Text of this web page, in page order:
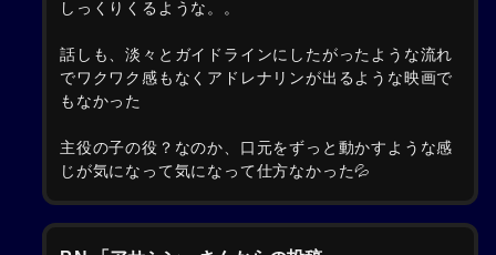
しっくりくるような。。
話しも、淡々とガイドラインにしたがったような流れ
でワクワク感もなくアドレナリンが出るような映画で
もなかった
主役の子の役？なのか、口元をずっと動かすような感
じが気になって気になって仕方なかった💦